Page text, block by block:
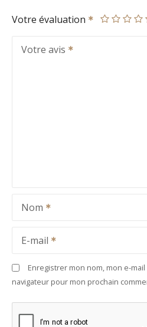
Votre évaluation
Votre avis
Nom
E-mail
Enregistrer mon nom, mon e-
navigateur pour mon prochain